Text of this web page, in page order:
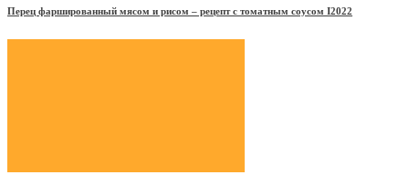
Перец фаршированный мясом и рисом – рецепт с томатным соусом Ι2022